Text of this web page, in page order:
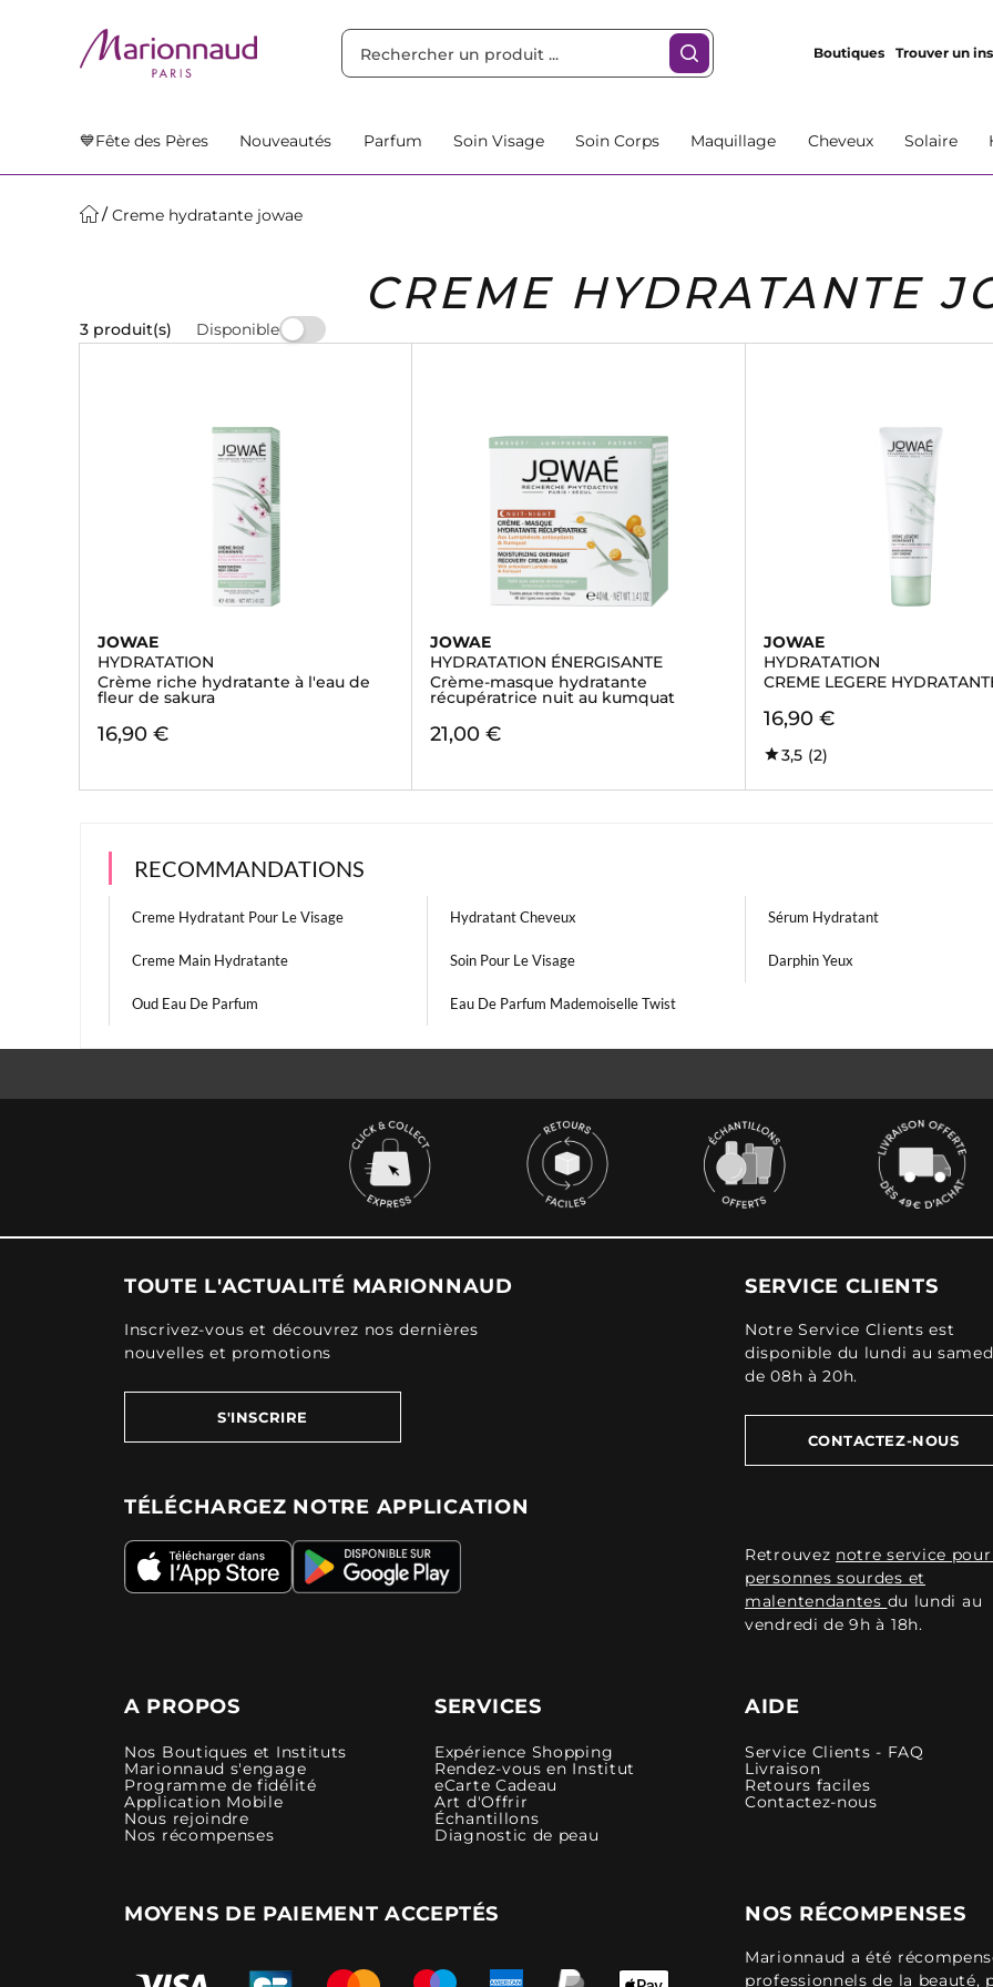
Boutiques Trouver un
💙Fête des Pères Nouveautés Parfum Soin Visage Soin Corps Maquillage Cheveux Solaire
Creme hydratante jowae
CREME HYDRATANTE
3 produit(s) Disponible
JOWAE
HYDRATATION
Crème riche hydratante à l'eau de
fleur de sakura
16,90 €
JOWAE
HYDRATATION ÉNERGISANTE
Crème-masque hydratante
récupératrice nuit au kumquat
21,00 €
JOWAE
HYDRATATION
CREME LEGERE
16,90 €
3,5 (2)
RECOMMANDATIONS
Creme Hydratant Pour Le Visage Hydratant Cheveux Sérum Hydratant
Creme Main Hydratante Soin Pour Le Visage Darphin Yeux
Oud Eau De Parfum Eau De Parfum Mademoiselle Twist
TOUTE L'ACTUALITÉ MARIONNAUD
Inscrivez-vous et découvrez nos dernières
nouvelles et promotions
S'INSCRIRE
TÉLÉCHARGEZ NOTRE APPLICATION
SERVICE CLIENTS
Notre Service Clients est
disponible du lundi au
de 08h à 20h.
CONTACTEZ-NOUS
Retrouvez notre service
personnes sourdes et
malentendantes du lundi au
vendredi de 9h à 18h.
A PROPOS
Nos Boutiques et Instituts
Marionnaud s'engage
Programme de fidélité
Application Mobile
Nous rejoindre
Nos récompenses
SERVICES
Expérience Shopping
Rendez-vous en Institut
eCarte Cadeau
Art d'Offrir
Échantillons
Diagnostic de peau
AIDE
Service Clients - FAQ
Livraison
Retours faciles
Contactez-nous
MOYENS DE PAIEMENT ACCEPTÉS NOS RÉCOMPENSES
Marionnaud a été
professionnels de la beauté,